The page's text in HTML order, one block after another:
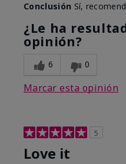
Conclusión Sí,
¿Le ha
opinión?
6 0
Marcar esta opinión
5
Love it